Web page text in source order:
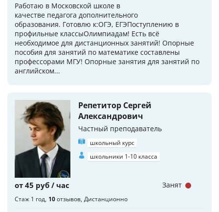
Работаю в Московской школе в
качестве педагога дополнительного
образования. Готовлю к:ОГЭ, ЕГЭПоступлению в
профильные классыОлимпиадам! Есть всё
необходимое для дистанционных занятий! Опорные
пособия для занятий по математике составлены
профессорами МГУ! Опорные занятия для занятий по
английском...
Репетитор Сергей
Александрович
Частный преподаватель
школьный курс
школьники 1-10 класса
от 45 руб / час
Стаж 1 год 10отзывов Дистанционно
Занят